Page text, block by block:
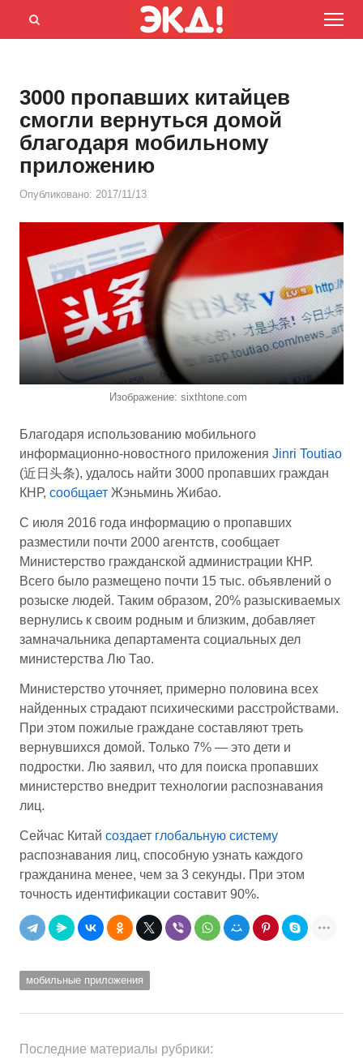
Menu
Открыть
3000 пропавших китайцев
смогли вернуться домой
благодаря мобильному
приложению
Опубликовано: 2017/11/13
Изображение: sixthtone.com
Благодаря использованию мобильного
информационно-новостного приложения Jinri Toutiao
(近日头条), удалось найти 3000 пропавших граждан
КНР, сообщает Жэньминь Жибао.
С июля 2016 года информацию о пропавших
разместили почти 2000 агентств, сообщает
Министерство гражданской администрации КНР.
Всего было размещено почти 15 тыс. объявлений о
розыске людей. Таким образом, 20% разыскиваемых
вернулись к своим родным и близким, добавляет
замначальника департамента социальных дел
министерства Лю Тао.
Министерство уточняет, примерно половина всех
найденных страдают психическими расстройствами.
При этом пожилые граждане составляют треть
вернувшихся домой. Только 7% — это дети и
подростки. Лю заявил, что для поиска пропавших
министерство внедрит технологии распознавания
лиц.
Сейчас Китай создает глобальную систему
распознавания лиц, способную узнать каждого
гражданина менее, чем за 3 секунды. При этом
точность идентификации составит 90%.
мобильные приложения
Последние материалы рубрики: